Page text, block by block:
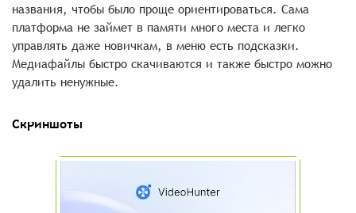
названия, чтобы было проще ориентироваться. Сама
платформа не займет в памяти много места и легко
управлять даже новичкам, в меню есть подсказки.
Медиафайлы быстро скачиваются и также быстро можно
удалить ненужные.
Скриншоты